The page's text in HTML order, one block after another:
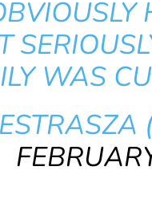
WAS